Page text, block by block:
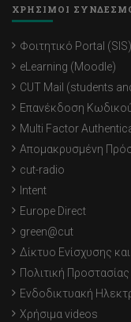
ΧΡΗΣΙΜΟΙ
Φοιτητικό Portal (SIS)
eLearning (Moodle)
CUT Mail (students
Επανέκδοση
Multi Factor
Απομακρυσμένη
cut-radio
Intent
Europe Direct
green@cut
Δίκτυο Ενίσχυσης
Πολιτική
Ενδοδικτυακή
Χρήσιμα videos